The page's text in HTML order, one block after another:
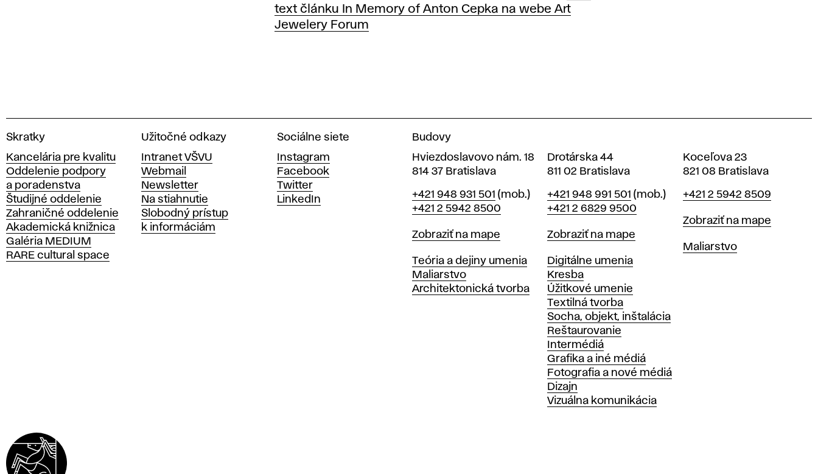
text článku In Memory of Anton Cepka na webe Art
Jewelery Forum
V
s
o
k
á
š
k
o
l
m
e
n
Skratky
Kancelária pre kvalitu
Oddelenie podpory
a poradenstva
Študijné oddelenie
Zahraničné oddelenie
Akademická knižnica
Galéria MEDIUM
RARE cultural space
Užitočné odkazy
Intranet VŠVU
Webmail
Newsletter
Na stiahnutie
Slobodný prístup
k informáciám
Sociálne siete
Instagram
Facebook
Twitter
LinkedIn
Budovy
Hviezdoslavovo nám. 18
814 37 Bratislava
Telefón
+421 948 931 501 (mob.)
+421 2 5942 8500
Mapa
Zobraziť na mape
Katedry
Teória a dejiny umenia
Maliarstvo
Architektonická tvorba
Drotárska 44
811 02 Bratislava
Telefón
+421 948 991 501 (mob.)
+421 2 6829 9500
Mapa
Zobraziť na mape
Katedry
Digitálne umenia
Kresba
Úžitkové umenie
Textilná tvorba
Socha, objekt, inštalácia
Reštaurovanie
Intermédiá
Grafika a iné médiá
Fotografia a nové médiá
Dizajn
Vizuálna komunikácia
Koceľova 23
821 08 Bratislava
Telefón
+421 2 5942 8509
Mapa
Zobraziť na mape
Katedry
Maliarstvo